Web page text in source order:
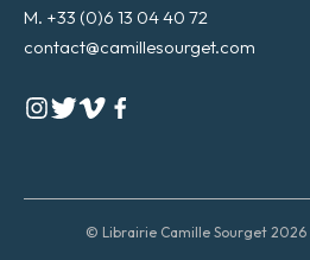
M. +33 (0)6 13 04 40 72
contact@camillesourget.com
© Librairie Camille Sourget 2026